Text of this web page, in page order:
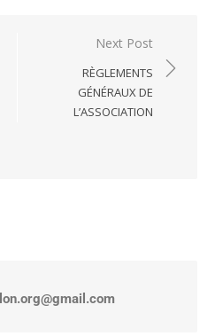
Next Post
RÈGLEMENTS
GÉNÉRAUX DE
L’ASSOCIATION